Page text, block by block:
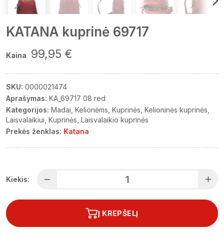
KATANA kuprinė 69717
Kaina 99,95 €
SKU: 0000021474
Aprašymas: KA_69717 08 red
Kategorijos: Madai Kelionėms Kuprinės Kelioninės kuprinės
Laisvalaikiui Kuprinės Laisvalaikio kuprinės
Prekės ženklas: Katana
Kiekis:
Į KREPŠELĮ